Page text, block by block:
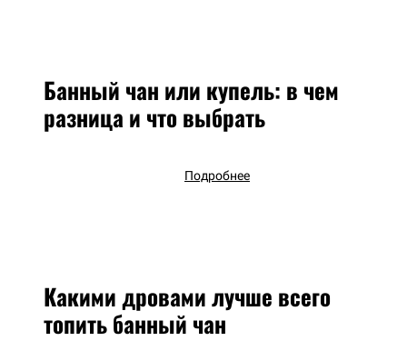
Банный чан или купель: в чем
разница и что выбрать
Подробнее
Какими дровами лучше всего
топить банный чан